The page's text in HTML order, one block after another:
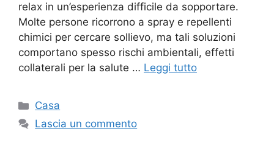
relax in un’esperienza difficile da sopportare.
Molte persone ricorrono a spray e repellenti
chimici per cercare sollievo, ma tali soluzioni
comportano spesso rischi ambientali, effetti
collaterali per la salute … Leggi tutto
Categorie
Casa
Lascia un commento